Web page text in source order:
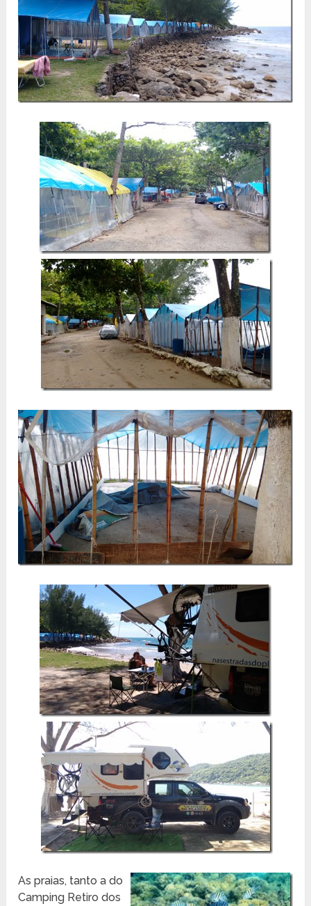
As praias, tanto a do
Camping Retiro dos